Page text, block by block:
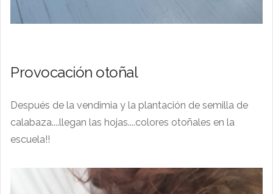
Provocación otoñal
Después de la vendimia y la plantación de semilla de
calabaza....llegan las hojas....colores otoñales en la
escuela!!